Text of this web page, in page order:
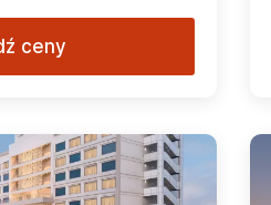
ceny